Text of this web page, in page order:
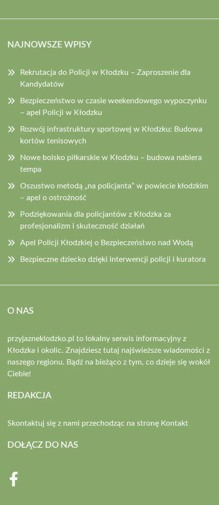
NAJNOWSZE WPISY
Rekrutacja do Policji w Kłodzku – Zaproszenie dla
Kandydatów
Bezpieczeństwo w czasie weekendowego wypoczynku
– apel Policji w Kłodzku
Rozwój infrastruktury sportowej w Kłodzku: Budowa
kortów tenisowych
Nowe boisko piłkarskie w Kłodzku – budowa nabiera
tempa
Oszustwo metodą „na policjanta” w powiecie kłodzkim
– apel o ostrożność
Podziękowania dla policjantów z Kłodzka za
profesjonalizm i skuteczność działań
Apel Policji Kłodzkiej o Bezpieczeństwo nad Wodą
Bezpieczne dziecko dzięki interwencji policji i kuratora
O NAS
przyjazneklodzko.pl to lokalny serwis informacyjny z
Kłodzka i okolic. Znajdziesz tutaj najświeższe wiadomości z
naszego regionu. Bądź na bieżąco z tym, co dzieje się wokół
Ciebie!
REDAKCJA
Skontaktuj się z nami przechodząc na stronę Kontakt
DOŁĄCZ DO NAS